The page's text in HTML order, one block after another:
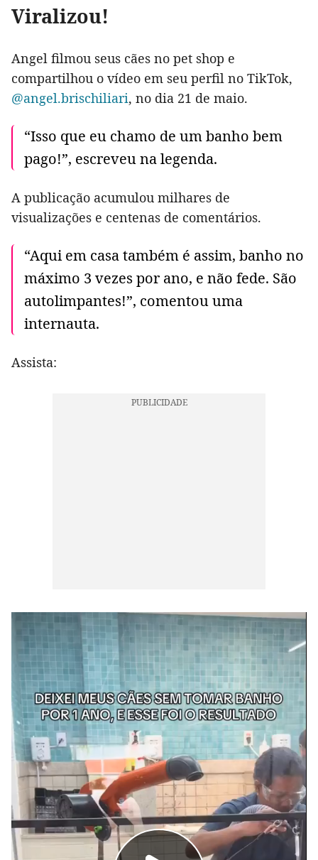
Viralizou!
Angel filmou seus cães no pet shop e
compartilhou o vídeo em seu perfil no TikTok,
@angel.brischiliari, no dia 21 de maio.
“Isso que eu chamo de um banho bem
pago!”, escreveu na legenda.
A publicação acumulou milhares de
visualizações e centenas de comentários.
“Aqui em casa também é assim, banho no
máximo 3 vezes por ano, e não fede. São
autolimpantes!”, comentou uma
internauta.
Assista: